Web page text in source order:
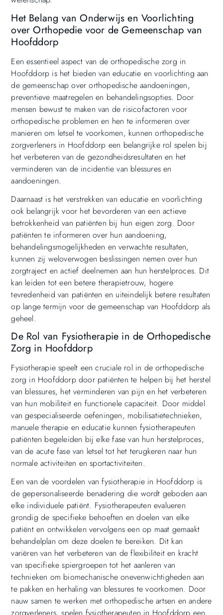
Het Belang van Onderwijs en Voorlichting
over Orthopedie voor de Gemeenschap van
Hoofddorp
Een essentieel aspect van de orthopedische zorg in
Hoofddorp is het bieden van educatie en voorlichting aan
de gemeenschap over orthopedische aandoeningen,
preventieve maatregelen en behandelingsopties. Door
mensen bewust te maken van de risicofactoren voor
orthopedische problemen en hen te informeren over
manieren om letsel te voorkomen, kunnen orthopedische
zorgverleners in Hoofddorp een belangrijke rol spelen bij
het verbeteren van de gezondheidsresultaten en het
verminderen van de incidentie van blessures en
aandoeningen.
Daarnaast is het verstrekken van educatie en voorlichting
ook belangrijk voor het bevorderen van een actieve
betrokkenheid van patiënten bij hun eigen zorg. Door
patiënten te informeren over hun aandoening,
behandelingsmogelijkheden en verwachte resultaten,
kunnen zij weloverwogen beslissingen nemen over hun
zorgtraject en actief deelnemen aan hun herstelproces. Dit
kan leiden tot een betere therapietrouw, hogere
tevredenheid van patiënten en uiteindelijk betere resultaten
op lange termijn voor de gemeenschap van Hoofddorp als
geheel.
De Rol van Fysiotherapie in de Orthopedische
Zorg in Hoofddorp
Fysiotherapie speelt een cruciale rol in de orthopedische
zorg in Hoofddorp door patiënten te helpen bij het herstel
van blessures, het verminderen van pijn en het verbeteren
van hun mobiliteit en functionele capaciteit. Door middel
van gespecialiseerde oefeningen, mobilisatietechnieken,
manuele therapie en educatie kunnen fysiotherapeuten
patiënten begeleiden bij elke fase van hun herstelproces,
van de acute fase van letsel tot het terugkeren naar hun
normale activiteiten en sportactiviteiten.
Een van de voordelen van fysiotherapie in Hoofddorp is
de gepersonaliseerde benadering die wordt geboden aan
elke individuele patiënt. Fysiotherapeuten evalueren
grondig de specifieke behoeften en doelen van elke
patiënt en ontwikkelen vervolgens een op maat gemaakt
behandelplan om deze doelen te bereiken. Dit kan
variëren van het verbeteren van de flexibiliteit en kracht
van specifieke spiergroepen tot het aanleren van
technieken om biomechanische onevenwichtigheden aan
te pakken en herhaling van blessures te voorkomen. Door
nauw samen te werken met orthopedische artsen en andere
zorgverleners, spelen fysiotherapeuten in Hoofddorp een